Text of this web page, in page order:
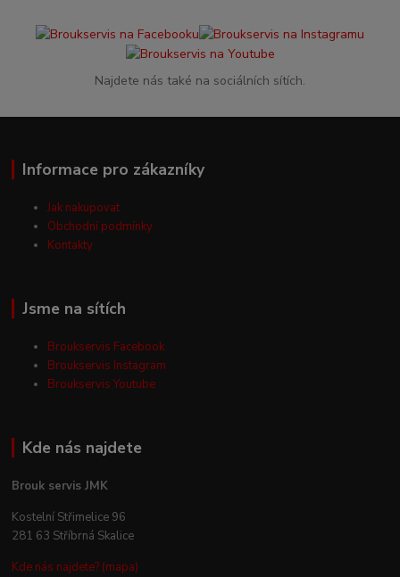
Najdete nás také na sociálních sítích.
Informace pro zákazníky
Jak nakupovat
Obchodní podmínky
Kontakty
Jsme na sítích
Broukservis Facebook
Broukservis Instagram
Broukservis Youtube
Kde nás najdete
Brouk servis JMK
Kostelní Střimelice 96
281 63 Stříbrná Skalice
Kde nás najdete? (mapa)